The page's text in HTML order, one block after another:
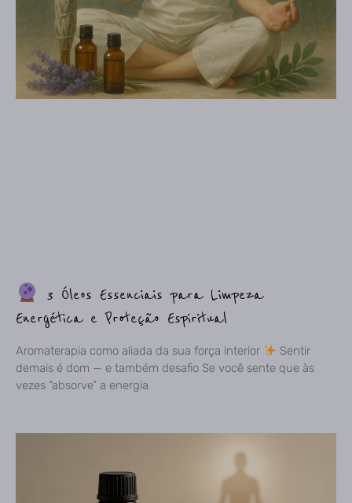
3 Óleos Essenciais para Limpeza
Energética e Proteção Espiritual
Aromaterapia como aliada da sua força interior
Sentir
demais é dom — e também desafio Se você sente que às
vezes “absorve” a energia